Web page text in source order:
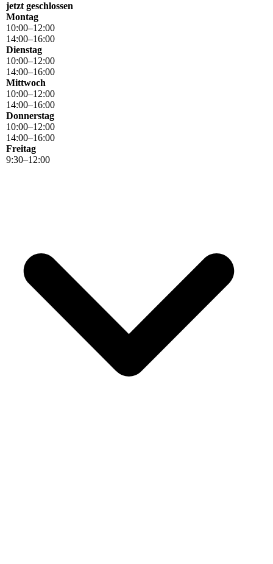
jetzt geschlossen
Montag
10:00–12:00
14:00–16:00
Dienstag
10:00–12:00
14:00–16:00
Mittwoch
10:00–12:00
14:00–16:00
Donnerstag
10:00–12:00
14:00–16:00
Freitag
9:30–12:00